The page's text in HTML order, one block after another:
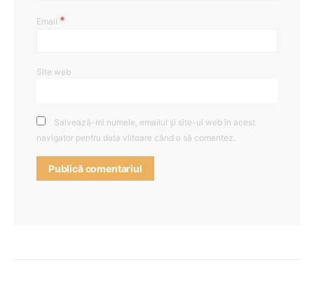
Email *
Site web
Salvează-mi numele, emailul și site-ul web în acest
navigator pentru data viitoare când o să comentez.